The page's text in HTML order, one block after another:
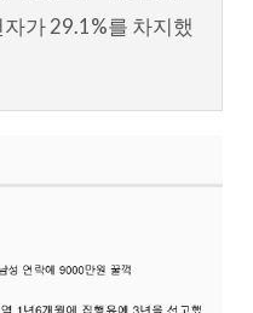
가 29.1%를 차지했